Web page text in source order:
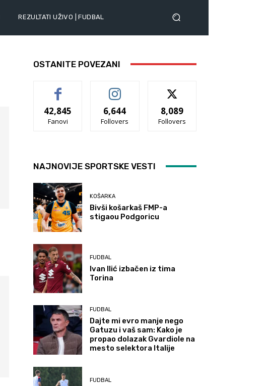
REZULTATI UŽIVO | FUDBAL
OSTANITE POVEZANI
42,845
Fanovi
6,644
Follovers
8,089
Follovers
NAJNOVIJE SPORTSKE VESTI
KOŠARKA
Bivši košarkaš FMP-a
stigaou Podgoricu
FUDBAL
Ivan Ilić izbačen iz tima
Torina
FUDBAL
Dajte mi evro manje nego
Gatuzu i vaš sam: Kako je
propao dolazak Gvardiole na
mesto selektora Italije
FUDBAL